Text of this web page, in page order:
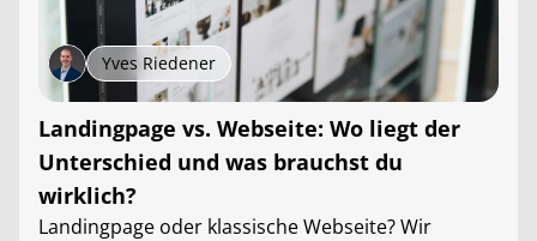
Yves Riedener
Landingpage vs. Webseite: Wo liegt der
Unterschied und was brauchst du
wirklich?
Landingpage oder klassische Webseite? Wir